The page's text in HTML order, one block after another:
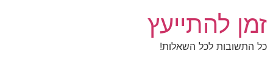
לתוכן
זמן להתייעץ
כל התשובות לכל השאלות!